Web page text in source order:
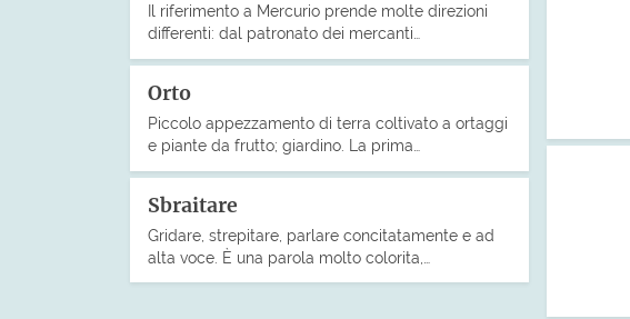
Il riferimento a Mercurio prende molte direzioni
differenti: dal patronato dei mercanti…
Orto
Piccolo appezzamento di terra coltivato a ortaggi
e piante da frutto; giardino. La prima…
Sbraitare
Gridare, strepitare, parlare concitatamente e ad
alta voce. È una parola molto colorita,…